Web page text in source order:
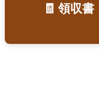
🧾 領収